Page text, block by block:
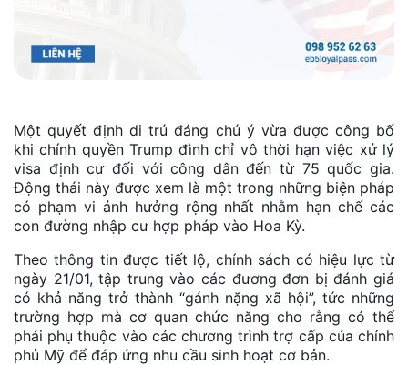
Một quyết định di trú đáng chú ý vừa được công bố
khi chính quyền Trump đình chỉ vô thời hạn việc xử lý
visa định cư đối với công dân đến từ 75 quốc gia.
Động thái này được xem là một trong những biện pháp
có phạm vi ảnh hưởng rộng nhất nhằm hạn chế các
con đường nhập cư hợp pháp vào Hoa Kỳ.
Theo thông tin được tiết lộ, chính sách có hiệu lực từ
ngày 21/01, tập trung vào các đương đơn bị đánh giá
có khả năng trở thành “gánh nặng xã hội”, tức những
trường hợp mà cơ quan chức năng cho rằng có thể
phải phụ thuộc vào các chương trình trợ cấp của chính
phủ Mỹ để đáp ứng nhu cầu sinh hoạt cơ bản.